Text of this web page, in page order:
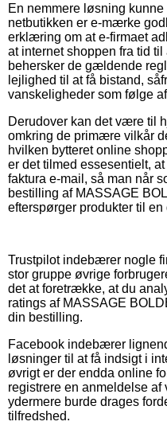
En nemmere løsning
netbutikken er e-mærke
erklæring om at e-firmaet
at internet shoppen fra tid
behersker de gældende
lejlighed til at få bistand,
vanskeligheder som følge
Derudover kan det være til
omkring de primære vilkår
hvilken bytteret online
er det tilmed essesentielt,
faktura e-mail, så man når
bestilling af MASSAGE
efterspørger produkter til en
Trustpilot indebærer nogle
stor gruppe øvrige
det at foretrække, at du
ratings af MASSAGE
din bestilling.
Facebook indebærer
løsninger til at få indsigt i
øvrigt er der endda online
registrere en anmeldelse
ydermere burde drages
tilfredshed.